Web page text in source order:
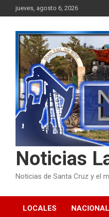
to
jueves, agosto 6, 2026
Noticias
Noticias de Santa Cruz y el
LOCALES